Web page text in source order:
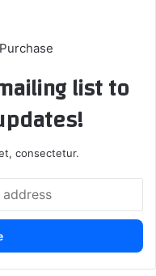
list to
consectetur.